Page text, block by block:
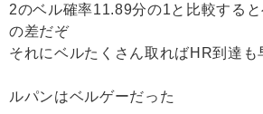
2のベル確率11.89分の1と比較する
の差だぞ
それにベルたくさん取ればHR到達も
ルパンはベルゲーだった